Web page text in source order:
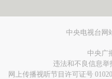
中央电视台网
中央广
违法和不良信息举
网上传播视听节目许可证号